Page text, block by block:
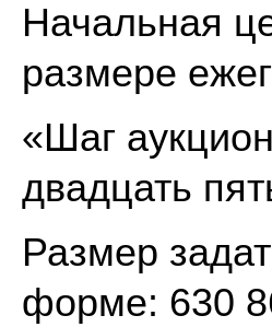
Начальная
размере
«Шаг
двадцать
Размер
форме: 630